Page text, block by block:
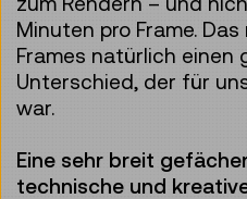
Minuten pro Frame.
Frames natürlich einen
Unterschied, der für
war.
Eine sehr breit
technische und